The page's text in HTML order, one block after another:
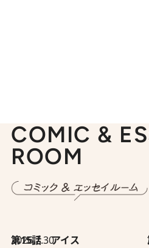
COMIC &
ROOM
2026.7.30
第15話 アイス